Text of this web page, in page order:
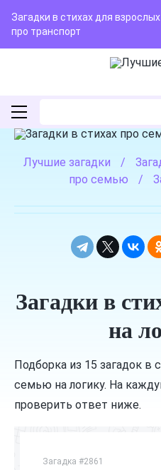
Загадки в стихах для взрослых
про транспорт
Лучшие загадки /
про семью
/
Загадки в
на
Подборка из 15 загадок в
семью на логику. На
проверить ответ ниже.
Загадка #2861